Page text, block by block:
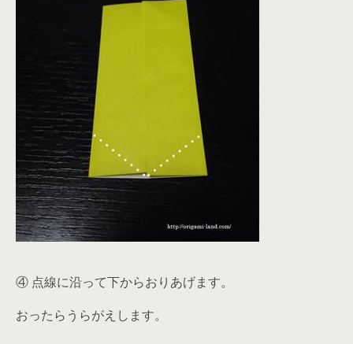
④ 点線に沿って下からおりあげます。
おったらうらがえします。